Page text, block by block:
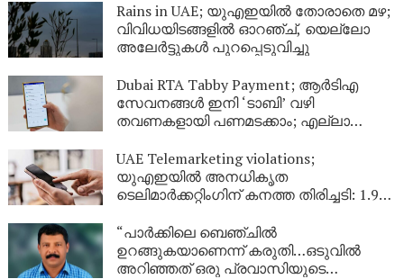
Rains in UAE; യുഎഇയിൽ തോരാതെ മഴ;
വിവിധയിടങ്ങളിൽ ഓറഞ്ച്, യെല്ലോ
അലേർട്ടുകൾ പുറപ്പെടുവിച്ചു
Dubai RTA Tabby Payment; ആർടിഎ
സേവനങ്ങൾ ഇനി ‘ടാബി’ വഴി
തവണകളായി പണമടക്കാം; എല്ലാ
സൗകര്യം ലഭ്യമാക്കി
UAE Telemarketing violations;
യുഎഇയിൽ അനധികൃത
ടെലിമാർക്കറ്റിംഗിന് കനത്ത തിരിച്ചടി: 1.9
റദ്ദാക്കി
“പാർക്കിലെ ബെഞ്ചിൽ
ഉറങ്ങുകയാണെന്ന് കരുതി…ഒടുവിൽ
അറിഞ്ഞത് ഒരു പ്രവാസിയുടെ